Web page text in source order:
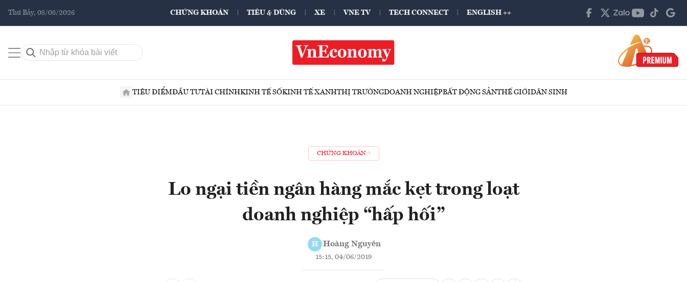
Thứ Bảy, 08/08/2026 CHỨNG KHOÁN TIÊU & DÙNG XE VNE TV TECH CONNECT ENGLISH ++
TIÊU ĐIỂMĐẦU TƯTÀI CHÍNHKINH TẾ SỐKINH TẾ XANHTHỊ TRƯỜNGDOANH NGHIỆPBẤT ĐỘNG SẢNTHẾ GIỚIDÂN SINH
CHỨNG KHOÁN
Lo ngại tiền ngân hàng mắc kẹt trong loạt
doanh nghiệp “hấp hối”
H Hoàng Nguyên
15:15, 04/06/2019